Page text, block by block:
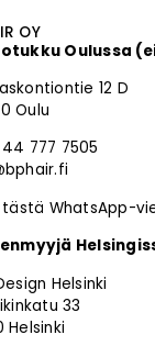
OY
Oulussa
12 D
Oulu
777 7505
WhatsApp-
Helsinki
33
Helsinki